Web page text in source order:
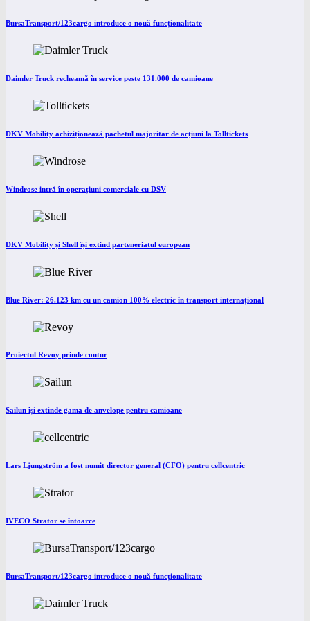
BursaTransport/123cargo introduce o nouă funcționalitate
Daimler Truck recheamă în service peste 131.000 de camioane
DKV Mobility achiziționează pachetul majoritar de acțiuni la Tolltickets
Windrose intră în operațiuni comerciale cu DSV
DKV Mobility și Shell își extind parteneriatul european
Blue River: 26.123 km cu un camion 100% electric în transport internațional
Proiectul Revoy prinde contur
Sailun își extinde gama de anvelope pentru camioane
Lars Ljungström a fost numit director general (CFO) pentru cellcentric
IVECO Strator se întoarce
BursaTransport/123cargo introduce o nouă funcționalitate